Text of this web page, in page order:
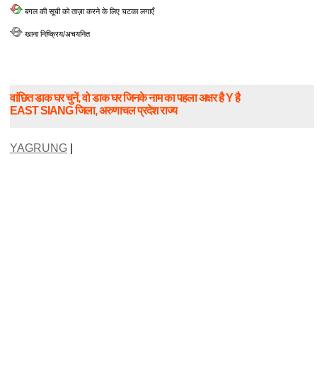
बगल की सूची को ताज़ा करने के लिए चटका लगाएँ
खाना निष्क्रिय/अचयनित
वांछित डाक घर चुनें, वो डाक घर जिनके नाम का पहला अक्षर है Y है
EAST SIANG जिला, अरुणाचल प्रदेश राज्य
YAGRUNG